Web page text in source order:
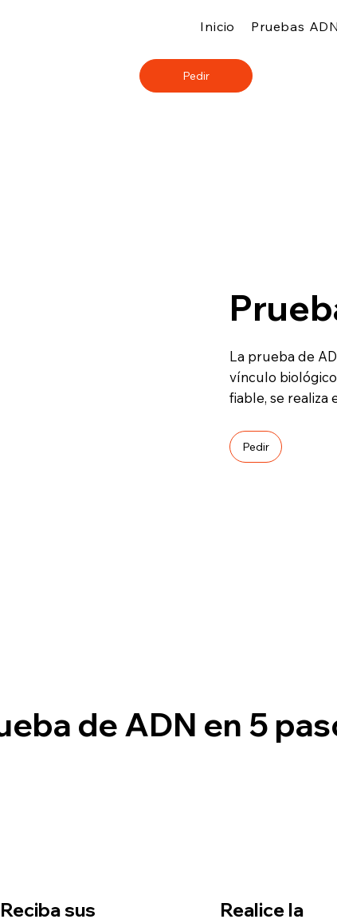
Inicio Pruebas ADN
Pedir
La prueba de
vínculo
fiable, se realiza
Pedir
de ADN en 5
Reciba sus
Realice la